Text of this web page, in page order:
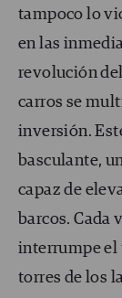
tampoco lo
en las
revolución
carros se
inversión.
basculante,
capaz de
barcos. Cada
interrumpe el
torres de los